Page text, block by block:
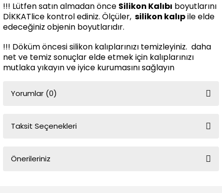
!!! Lütfen satın almadan önce Silikon Kalıbı boyutlarını
DİKKATlice kontrol ediniz. Ölçüler, silikon kalıpile elde
edeceğiniz objenin boyutlarıdır.
!!! Döküm öncesi silikon kalıplarınızı temizleyiniz. daha
net ve temiz sonuçlar elde etmek için kalıplarınızı
mutlaka yıkayın ve iyice kurumasını sağlayın
Yorumlar (0)
Taksit Seçenekleri
Önerileriniz